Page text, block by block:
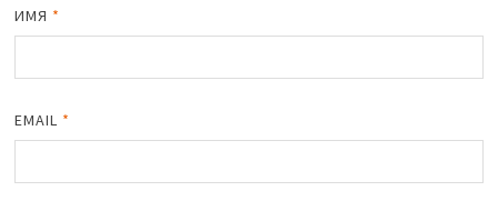
ИМЯ *
EMAIL *